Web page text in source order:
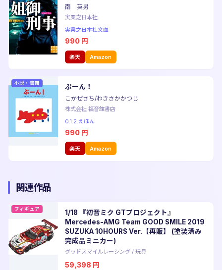
南 英男
実業之日本社
実業之日本社文庫
990 円
楽天 Amazon
小説・書籍 ぷーん！
こかぜさち/わきさかかつじ
株式会社 福音館書店
0.1.2.えほん
990 円
楽天 Amazon
関連作品
フィギュア
1/18 『初音ミク GTプロジェクト』
Mercedes-AMG Team GOOD SMILE 2019
SUZUKA 10HOURS Ver.【再販】 (塗装済み
完成品ミニカー)
グッドスマイルレーシング/ 玩具
59,398 円